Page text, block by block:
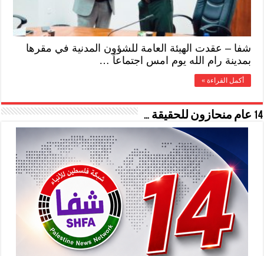
شفا – عقدت الهيئة العامة للشؤون المدنية في مقرها
بمدينة رام الله يوم امس اجتماعاً …
أكمل القراءة »
14 عام منحازون للحقيقة …